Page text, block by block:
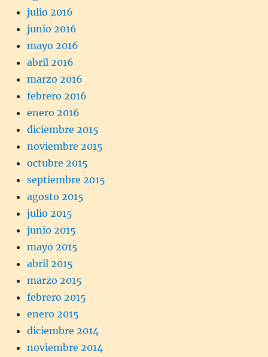
julio 2016
junio 2016
mayo 2016
abril 2016
marzo 2016
febrero 2016
enero 2016
diciembre 2015
noviembre 2015
octubre 2015
septiembre 2015
agosto 2015
julio 2015
junio 2015
mayo 2015
abril 2015
marzo 2015
febrero 2015
enero 2015
diciembre 2014
noviembre 2014